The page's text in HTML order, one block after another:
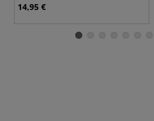
14,95 €